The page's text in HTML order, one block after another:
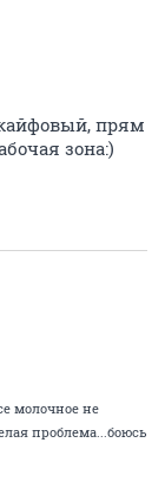
16, 17, 18 стр.